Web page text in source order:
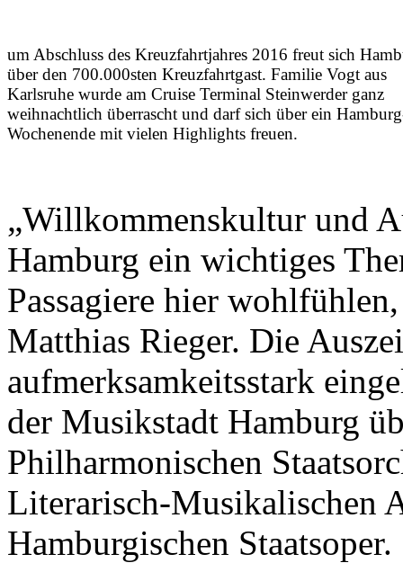
um Abschluss des Kreuzfahrtjahres 2016 freut sich
über den 700.000sten Kreuzfahrtgast. Familie Vogt aus
Karlsruhe wurde am Cruise Terminal Steinwerder ganz
weihnachtlich überrascht und darf sich über ein
Wochenende mit vielen Highlights freuen.
„Willkommenskultur und
Hamburg ein wichtiges
Passagiere hier
Matthias Rieger. Die
aufmerksamkeitsstark
der Musikstadt Hamburg
Philharmonischen
Literarisch-Musikalischen
Hamburgischen Staatsoper.